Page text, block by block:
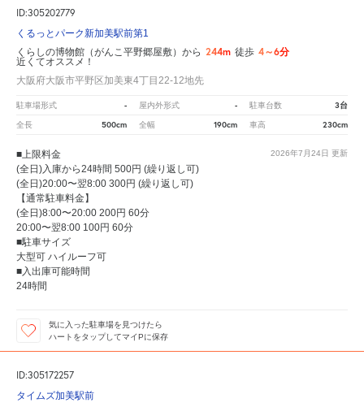
ID:305202779
くるっとパーク新加美駅前第1
くらしの博物館（がんこ平野郷屋敷）から 244m 徒歩 4～6分
近くてオススメ！
大阪府大阪市平野区加美東4丁目22-12地先
駐車場形式 - 屋内外形式 - 駐車台数 3台
全長 500cm 全幅 190cm 車高 230cm
2026年7月24日 更新
■上限料金
(全日)入庫から24時間 500円 (繰り返し可)
(全日)20:00〜翌8:00 300円 (繰り返し可)
【通常駐車料金】
(全日)8:00〜20:00 200円 60分
20:00〜翌8:00 100円 60分
■駐車サイズ
大型可 ハイルーフ可
■入出庫可能時間
24時間
気に入った駐車場を見つけたら
ハートをタップしてマイPに保存
ID:305172257
タイムズ加美駅前